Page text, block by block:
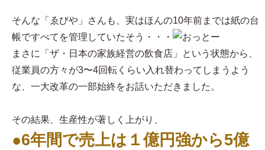
そんな「ゑびや」さんも、実はほんの10年前までは紙の台
帳ですべてを管理していたそう・・・
まさに「ザ・日本の家族経営の飲食店」という状態から、
従業員の方々が3〜4回転くらい入れ替わってしまうよう
な、一大改革の一部始終をお話いただきました。
その結果、生産性が著しく上がり、
●6年間で売上は１億円強から5億